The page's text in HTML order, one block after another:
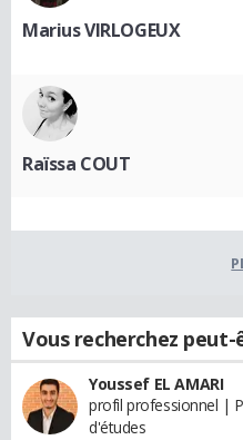
Marius VIRLOGEUX
Raïssa COUT
Vous recherchez
Youssef EL AMARI
profil professionnel |
d'études